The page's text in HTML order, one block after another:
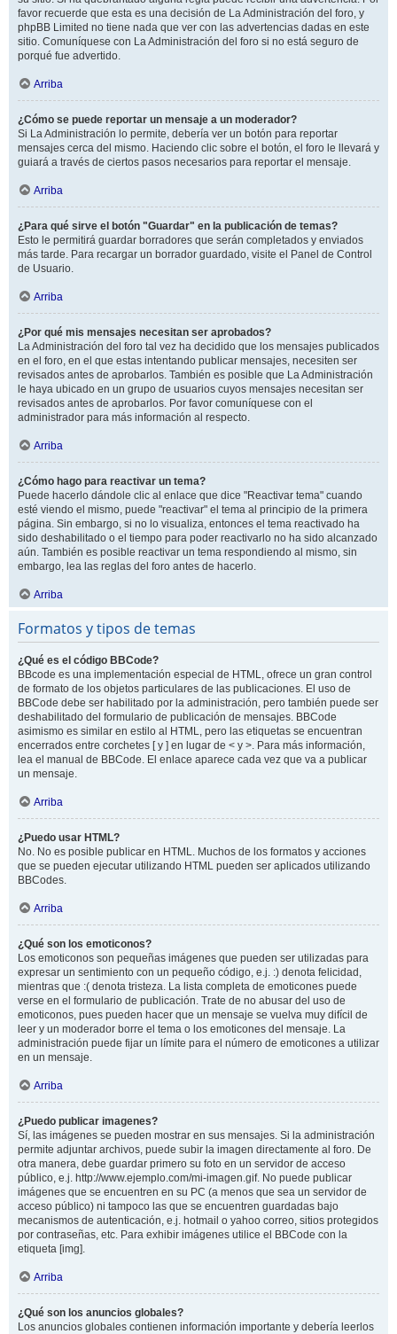
favor recuerde que esta es una decisión de La Administración del foro, y
phpBB Limited no tiene nada que ver con las advertencias dadas en este
sitio. Comuníquese con La Administración del foro si no está seguro de
porqué fue advertido.
Arriba
¿Cómo se puede reportar un mensaje a un moderador?
Si La Administración lo permite, debería ver un botón para reportar
mensajes cerca del mismo. Haciendo clic sobre el botón, el foro le llevará y
guiará a través de ciertos pasos necesarios para reportar el mensaje.
Arriba
¿Para qué sirve el botón "Guardar" en la publicación de temas?
Esto le permitirá guardar borradores que serán completados y enviados
más tarde. Para recargar un borrador guardado, visite el Panel de Control
de Usuario.
Arriba
¿Por qué mis mensajes necesitan ser aprobados?
La Administración del foro tal vez ha decidido que los mensajes publicados
en el foro, en el que estas intentando publicar mensajes, necesiten ser
revisados antes de aprobarlos. También es posible que La Administración
le haya ubicado en un grupo de usuarios cuyos mensajes necesitan ser
revisados antes de aprobarlos. Por favor comuníquese con el
administrador para más información al respecto.
Arriba
¿Cómo hago para reactivar un tema?
Puede hacerlo dándole clic al enlace que dice "Reactivar tema" cuando
esté viendo el mismo, puede "reactivar" el tema al principio de la primera
página. Sin embargo, si no lo visualiza, entonces el tema reactivado ha
sido deshabilitado o el tiempo para poder reactivarlo no ha sido alcanzado
aún. También es posible reactivar un tema respondiendo al mismo, sin
embargo, lea las reglas del foro antes de hacerlo.
Arriba
Formatos y tipos de temas
¿Qué es el código BBCode?
BBcode es una implementación especial de HTML, ofrece un gran control
de formato de los objetos particulares de las publicaciones. El uso de
BBCode debe ser habilitado por la administración, pero también puede ser
deshabilitado del formulario de publicación de mensajes. BBCode
asimismo es similar en estilo al HTML, pero las etiquetas se encuentran
encerrados entre corchetes [ y ] en lugar de < y >. Para más información,
lea el manual de BBCode. El enlace aparece cada vez que va a publicar
un mensaje.
Arriba
¿Puedo usar HTML?
No. No es posible publicar en HTML. Muchos de los formatos y acciones
que se pueden ejecutar utilizando HTML pueden ser aplicados utilizando
BBCodes.
Arriba
¿Qué son los emoticonos?
Los emoticonos son pequeñas imágenes que pueden ser utilizadas para
expresar un sentimiento con un pequeño código, e.j. :) denota felicidad,
mientras que :( denota tristeza. La lista completa de emoticones puede
verse en el formulario de publicación. Trate de no abusar del uso de
emoticonos, pues pueden hacer que un mensaje se vuelva muy difícil de
leer y un moderador borre el tema o los emoticones del mensaje. La
administración puede fijar un límite para el número de emoticones a utilizar
en un mensaje.
Arriba
¿Puedo publicar imagenes?
Sí, las imágenes se pueden mostrar en sus mensajes. Si la administración
permite adjuntar archivos, puede subir la imagen directamente al foro. De
otra manera, debe guardar primero su foto en un servidor de acceso
público, e.j. http://www.ejemplo.com/mi-imagen.gif. No puede publicar
imágenes que se encuentren en su PC (a menos que sea un servidor de
acceso público) ni tampoco las que se encuentren guardadas bajo
mecanismos de autenticación, e.j. hotmail o yahoo correo, sitios protegidos
por contraseñas, etc. Para exhibir imágenes utilice el BBCode con la
etiqueta [img].
Arriba
¿Qué son los anuncios globales?
Los anuncios globales contienen información importante y debería leerlos